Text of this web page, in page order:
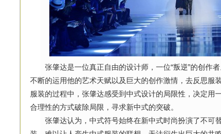
张肇达是一位真正自由的设计师，一位“叛逆”的创作
不断的运用他的艺术天赋以及巨大的创作激情，去反思服
服装的过程中，张肇达感受到中式设计的局限性，决定用
合理性的方式破除局限，寻求新中式的突破。
张肇达认为，中式符号始终在新中式时尚扮演了不可